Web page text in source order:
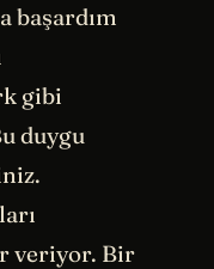
başardım
gibi
duygu
veriyor. Bir